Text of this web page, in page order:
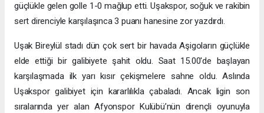
güçlükle gelen golle 1-0 mağlup etti. Uşakspor, soğuk ve rakibin
sert direnciyle karşılaşınca 3 puanı hanesine zor yazdırdı.
Uşak Bireylül stadı dün çok sert bir havada Aşigoların güçlükle
elde ettiği bir galibiyete şahit oldu. Saat 15.00'de başlayan
karşılaşmada ilk yarı kısır çekişmelere sahne oldu. Aslında
Uşakspor galibiyet için kararlılıkla çabaladı. Ancak ligin son
sıralarında yer alan Afyonspor Kulübü’nün dirençli oyunuyla